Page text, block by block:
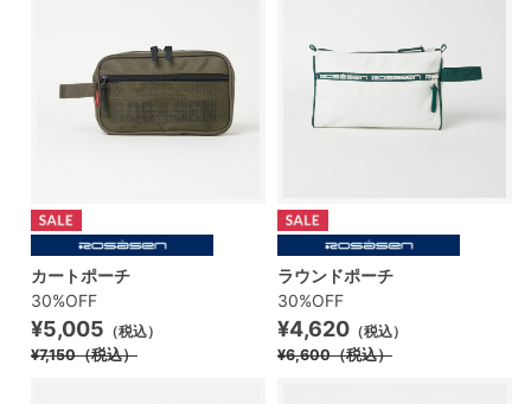
カートポーチ
30%OFF
¥5,005 （税込）
¥7,150（税込）
ラウンドポーチ
30%OFF
¥4,620 （税込）
¥6,600（税込）